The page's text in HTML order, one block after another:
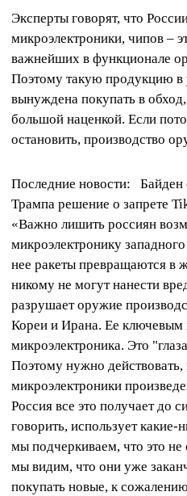
Эксперты говорят, что
микроэлектроники, чипов –
важнейших в функционале
Поэтому такую ​​продукцию в
вынуждена покупать в обход,
большой наценкой. Если
остановить, производство
Последние новости:
Байден
Трампа решение о запрете
«Важно лишить россиян
микроэлектронику
нее ракеты превращаются в
никому не могут нанести
разрушает оружие
Кореи и Ирана. Ее ключевым
микроэлектроника. Это
Поэтому нужно
микроэлектроники
Россия все это получает до
говорить, использует какие-
мы подчеркиваем, что это
мы видим, что они уже
покупать новые, к